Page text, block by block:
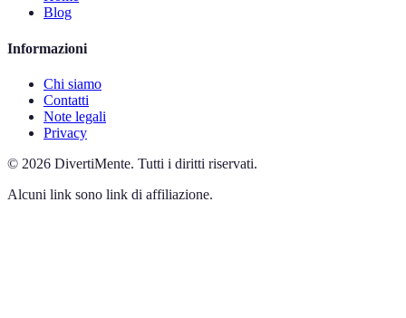
Blog
Informazioni
Chi siamo
Contatti
Note legali
Privacy
© 2026 DivertiMente. Tutti i diritti riservati.
Alcuni link sono link di affiliazione.